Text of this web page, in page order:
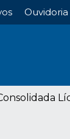
Ouvidoria